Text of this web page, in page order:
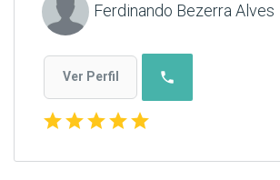
Ferdinando Bezerra Alves
Ver Perfil phone
starstarstarstarstar